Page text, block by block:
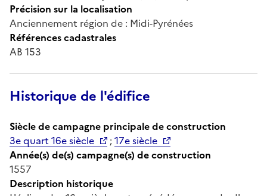
Précision sur la localisation
Anciennement région de : Midi-Pyrénées
Références cadastrales
AB 153
Historique de l'édifice
Siècle de campagne principale de construction
3e quart 16e siècle
;17e siècle
Année(s) de(s) campagne(s) de construction
1557
Description historique